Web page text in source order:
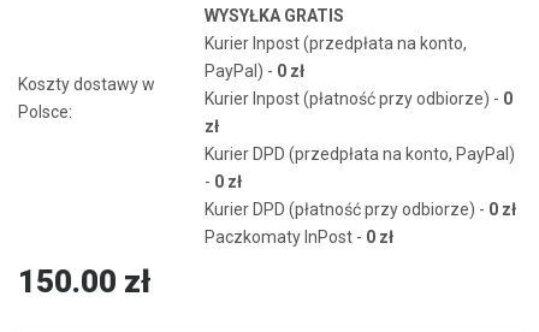
Koszty dostawy w
Polsce:
WYSYŁKA GRATIS
Kurier Inpost (przedpłata na konto,
PayPal) - 0 zł
Kurier Inpost (płatność przy odbiorze) - 0
zł
Kurier DPD (przedpłata na konto, PayPal)
- 0 zł
Kurier DPD (płatność przy odbiorze) - 0 zł
Paczkomaty InPost - 0 zł
150.00 zł